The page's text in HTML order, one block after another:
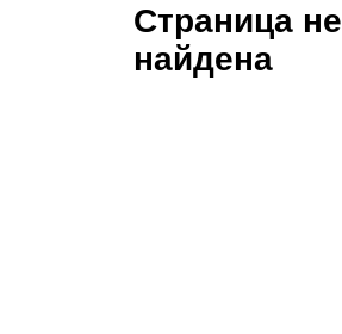
Страница не
найдена